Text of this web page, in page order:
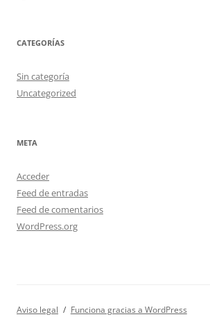
CATEGORÍAS
Sin categoría
Uncategorized
META
Acceder
Feed de entradas
Feed de comentarios
WordPress.org
Aviso legal Funciona gracias a WordPress